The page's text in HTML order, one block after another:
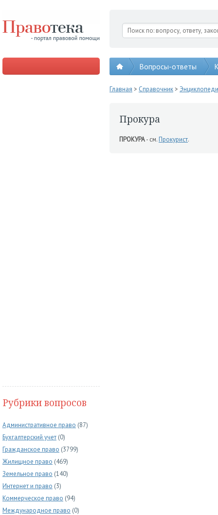
Вопросы-ответы
Рубрики вопросов
Административное право (87)
Бухгалтерский учет (0)
Гражданское право (3799)
Жилищное право (469)
Земельное право (140)
Интернет и право (3)
Коммерческое право (94)
Международное право (0)
Главная > Справочник>
Прокура
ПРОКУРА- см.Прокурист.